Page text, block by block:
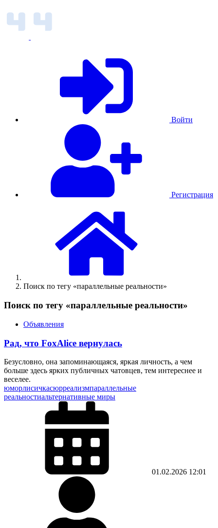
Войти
Регистрация
Поиск по тегу «параллельные реальности»
Поиск по тегу «параллельные реальности»
Объявления
Рад, что FoxAlice вернулась
Безусловно, она запоминающаяся, яркая личность, а чем
больше здесь ярких публичных чатовцев, тем интереснее и
веселее.
юморлисичкасюрреализмпараллельные
реальностиальтернативные миры
01.02.2026 12:01